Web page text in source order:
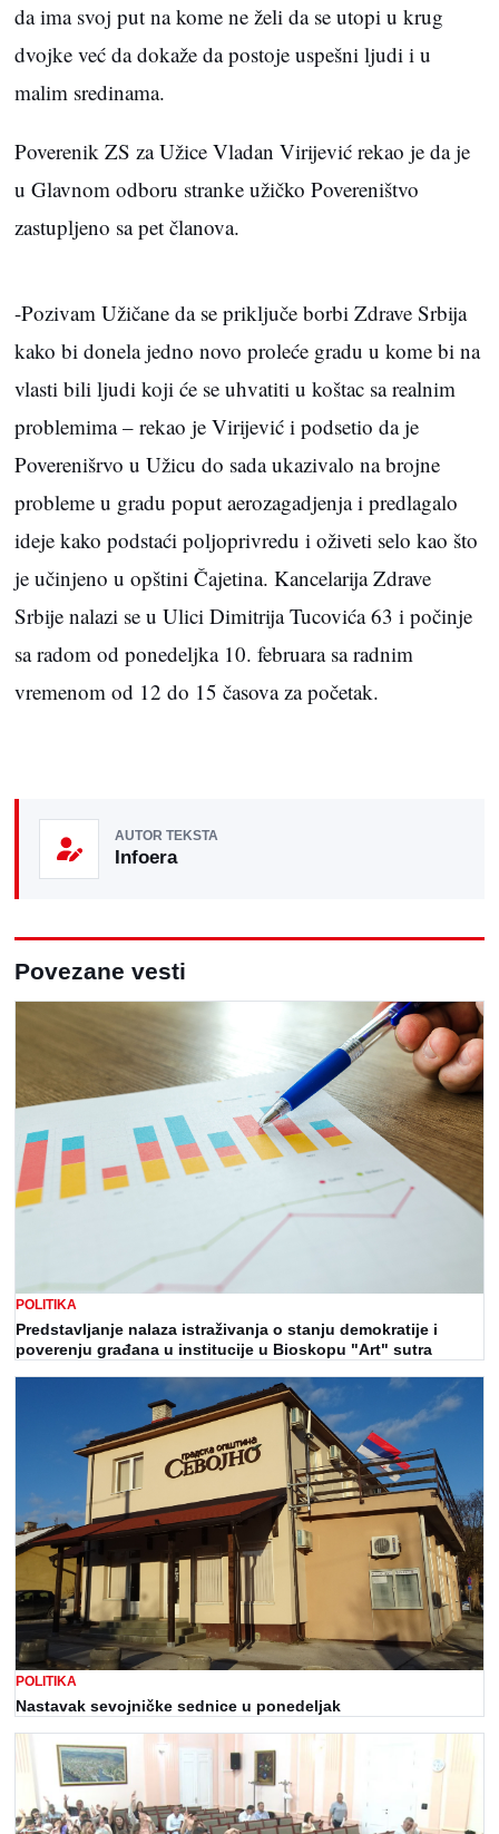
da ima svoj put na kome ne želi da se utopi u krug
dvojke već da dokaže da postoje uspešni ljudi i u
malim sredinama.
Poverenik ZS za Užice Vladan Virijević rekao je da je
u Glavnom odboru stranke užičko Povereništvo
zastupljeno sa pet članova.
-Pozivam Užičane da se priključe borbi Zdrave Srbija
kako bi donela jedno novo proleće gradu u kome bi na
vlasti bili ljudi koji će se uhvatiti u koštac sa realnim
problemima – rekao je Virijević i podsetio da je
Poverenišrvo u Užicu do sada ukazivalo na brojne
probleme u gradu poput aerozagadjenja i predlagalo
ideje kako podstaći poljoprivredu i oživeti selo kao što
je učinjeno u opštini Čajetina. Kancelarija Zdrave
Srbije nalazi se u Ulici Dimitrija Tucovića 63 i počinje
sa radom od ponedeljka 10. februara sa radnim
vremenom od 12 do 15 časova za početak.
AUTOR TEKSTA
Infoera
Povezane vesti
POLITIKA
Predstavljanje nalaza istraživanja o stanju demokratije i
poverenju građana u institucije u Bioskopu "Art" sutra
POLITIKA
Nastavak sevojničke sednice u ponedeljak